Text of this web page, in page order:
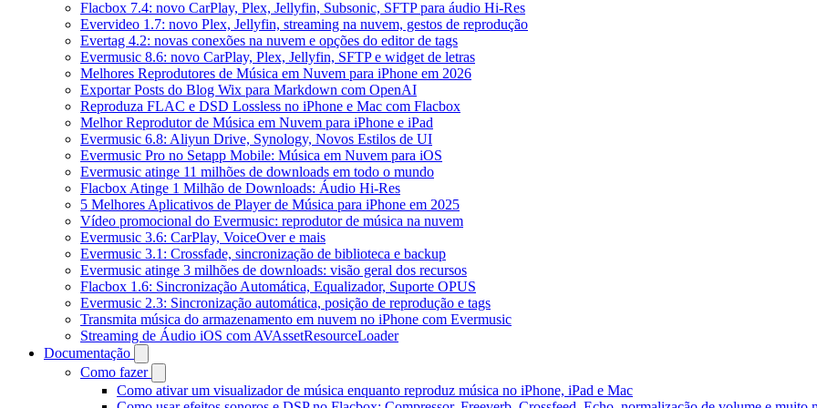
Flacbox 7.4: novo CarPlay, Plex, Jellyfin, Subsonic, SFTP para áudio Hi-Res
Evervideo 1.7: novo Plex, Jellyfin, streaming na nuvem, gestos de reprodução
Evertag 4.2: novas conexões na nuvem e opções do editor de tags
Evermusic 8.6: novo CarPlay, Plex, Jellyfin, SFTP e widget de letras
Melhores Reprodutores de Música em Nuvem para iPhone em 2026
Exportar Posts do Blog Wix para Markdown com OpenAI
Reproduza FLAC e DSD Lossless no iPhone e Mac com Flacbox
Melhor Reprodutor de Música em Nuvem para iPhone e iPad
Evermusic 6.8: Aliyun Drive, Synology, Novos Estilos de UI
Evermusic Pro no Setapp Mobile: Música em Nuvem para iOS
Evermusic atinge 11 milhões de downloads em todo o mundo
Flacbox Atinge 1 Milhão de Downloads: Áudio Hi-Res
5 Melhores Aplicativos de Player de Música para iPhone em 2025
Vídeo promocional do Evermusic: reprodutor de música na nuvem
Evermusic 3.6: CarPlay, VoiceOver e mais
Evermusic 3.1: Crossfade, sincronização de biblioteca e backup
Evermusic atinge 3 milhões de downloads: visão geral dos recursos
Flacbox 1.6: Sincronização Automática, Equalizador, Suporte OPUS
Evermusic 2.3: Sincronização automática, posição de reprodução e tags
Transmita música do armazenamento em nuvem no iPhone com Evermusic
Streaming de Áudio iOS com AVAssetResourceLoader
Documentação
Como fazer
Como ativar um visualizador de música enquanto reproduz música no iPhone, iPad e Mac